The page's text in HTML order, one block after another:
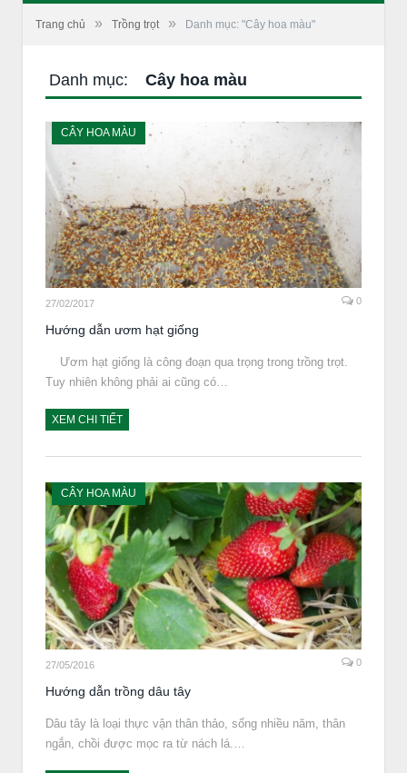
Trang chủ » Trồng trọt » Danh mục: "Cây hoa màu"
Danh mục: Cây hoa màu
CÂY HOA MÀU
27/02/2017 0
Hướng dẫn ươm hạt giống
Ươm hạt giống là công đoạn qua trọng trong trồng trọt.
Tuy nhiên không phải ai cũng có…
XEM CHI TIẾT
CÂY HOA MÀU
27/05/2016 0
Hướng dẫn trồng dâu tây
Dâu tây là loại thực vận thân thảo, sống nhiều năm, thân
ngắn, chồi được mọc ra từ nách lá.…